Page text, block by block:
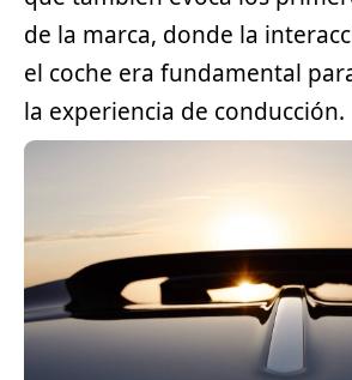
de la marca, donde la
el coche era fundamental
la experiencia de conducción.